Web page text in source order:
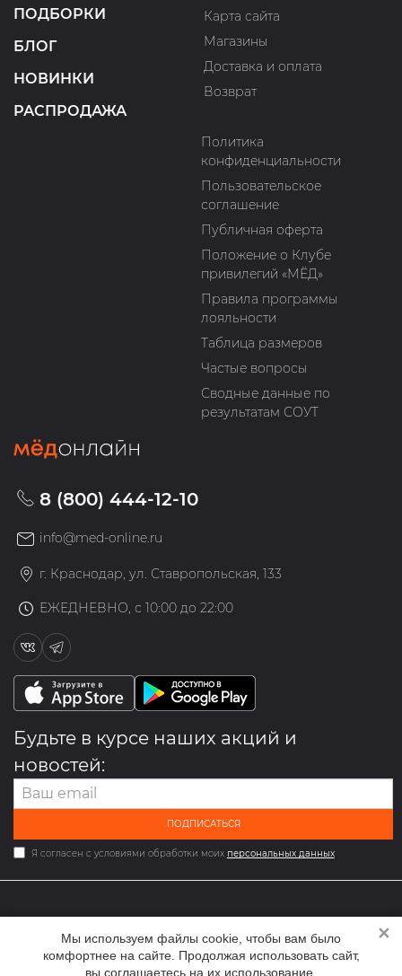
Мы используем файлы cookie, чтобы вам было
комфортнее на сайте. Продолжая использовать сайт,
вы соглашаетесь на их использование.
✕
ПОДБОРКИ
БЛОГ
НОВИНКИ
РАСПРОДАЖА
Карта сайта
Магазины
Доставка и оплата
Возврат
Политика
конфиденциальности
Пользовательское
соглашение
Публичная оферта
Положение о Клубе
привилегий «МЁД»
Правила программы
лояльности
Таблица размеров
Частые вопросы
Сводные данные по
результатам СОУТ
8 (800) 444-12-10
info@med-online.ru
г. Краснодар, ул. Ставропольская, 133
ЕЖЕДНЕВНО, с 10:00 до 22:00
Будьте в курсе наших акций и
новостей:
ПОДПИСАТЬСЯ
Я согласен с условиями обработки моих персональных данных
2026 © Мультибрендовый магазин одежды и обуви med-
online.ru